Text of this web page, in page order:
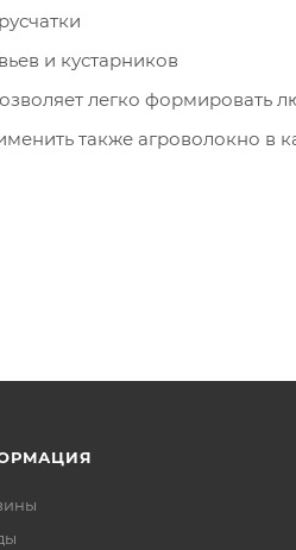
и кустарников
легко формировать
также агроволокно в
хозяйстве (соль,